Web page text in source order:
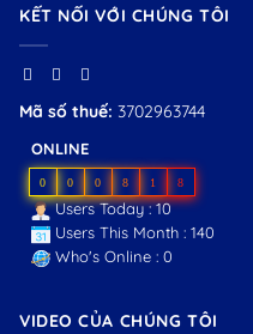
KẾT NỐI VỚI CHÚNG TÔI
Mã số thuế: 3702963744
ONLINE
0 0 0 8 1 8
Users Today : 10
Users This Month : 140
Who's Online : 0
VIDEO CỦA CHÚNG TÔI